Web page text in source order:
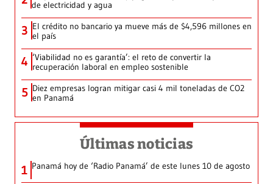
de electricidad y agua
3 El crédito no bancario ya mueve más de $4,596 millones en
el país
4 ‘Viabilidad no es garantía’: el reto de convertir la
recuperación laboral en empleo sostenible
5 Diez empresas logran mitigar casi 4 mil toneladas de CO2
en Panamá
Últimas noticias
1 Panamá hoy de ‘Radio Panamá’ de este lunes 10 de agosto